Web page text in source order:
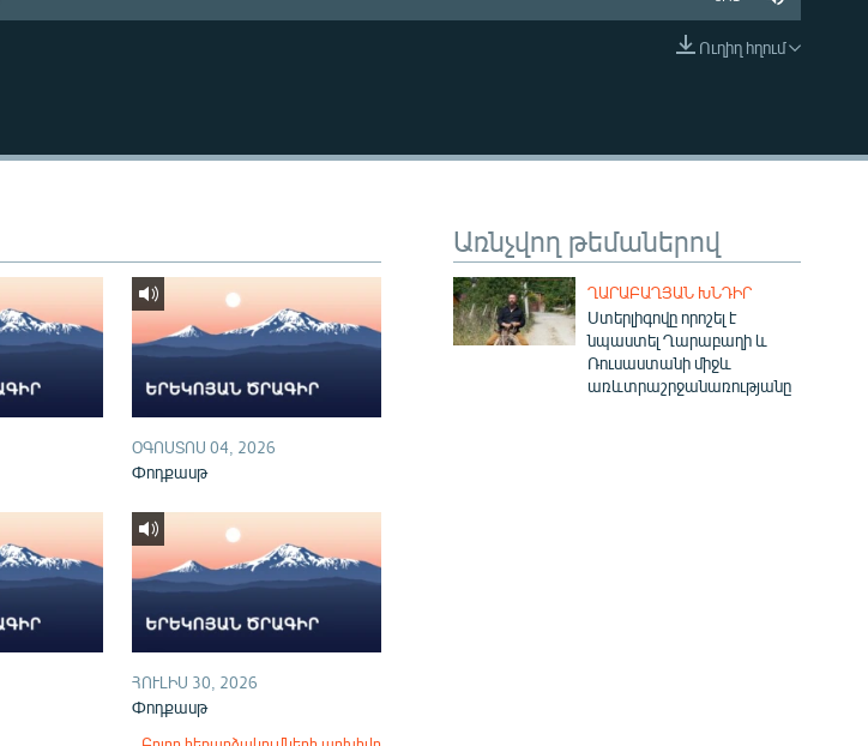
EMBED
Ուղիղ հղում
Առնչվող թեմաներով
ՂԱՐԱԲԱՂՅԱՆ ԽՆԴԻՐ
Ստերլիգովը որոշել է
նպաստել Ղարաբաղի և
Ռուսաստանի միջև
առևտրաշրջանառությանը
ՕԳՈՍՏՈՍ 04, 2026
Փոդքասթ
ՀՈՒԼԻՍ 30, 2026
Փոդքասթ